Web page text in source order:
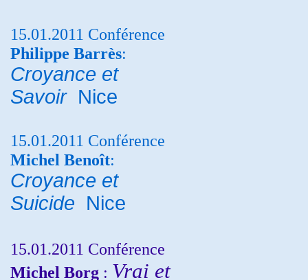
15.01.2011 Conférence
Philippe Barrès:
Croyance et
Savoir Nice
15.01.2011 Conférence
Michel Benoît:
Croyance et
Suicide Nice
15.01.2011 Conférence
Michel Borg : Vrai et